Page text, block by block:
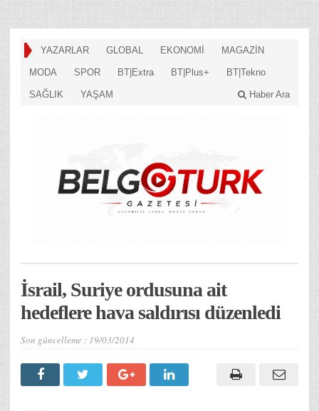
YAZARLAR GLOBAL EKONOMİ MAGAZİN
MODA SPOR BT|Extra BT|Plus+ BT|Tekno
SAĞLIK YAŞAM Haber Ara
İsrail, Suriye ordusuna ait
hedeflere hava saldırısı düzenledi
Son güncelleme : 19/03/2014